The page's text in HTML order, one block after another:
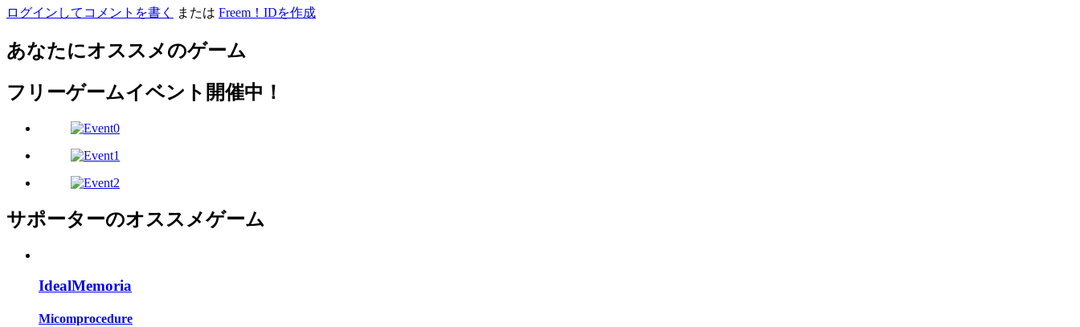
ログインしてコメントを書く または Freem！IDを作成
あなたにオススメのゲーム
フリーゲームイベント開催中！
サポーターのオススメゲーム
IdealMemoria
Micomprocedure